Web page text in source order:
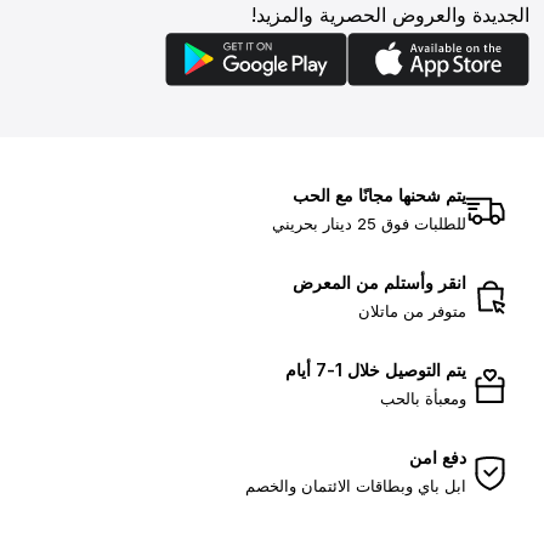
الجديدة والعروض الحصرية والمزيد!
يتم شحنها مجانًا مع الحب
للطلبات فوق 25 دينار بحريني
انقر وأستلم من المعرض
متوفر من ماتلان
يتم التوصيل خلال 1-7 أيام
ومعبأة بالحب
دفع امن
ابل باي وبطاقات الائتمان والخصم